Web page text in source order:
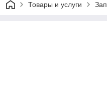
Товары и услуги